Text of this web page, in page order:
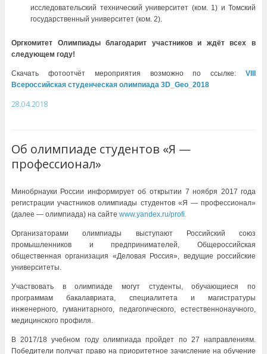
исследовательский технический университет (ком. 1) иТомский
государственный университет (ком. 2).
Оргкомитет Олимпиады благодарит участников и ждёт всех в
следующем году!
Скачать фотоотчёт мероприятия возможно по ссылке:VIII
Всероссийская студенческая олимпиада 3D_ Geo_2018
28.04.2018
Об олимпиаде студентов «Я —
профессионал»
Минобрнауки России информирует об открытии 7 ноября 2017 года
регистрации участников олимпиады студентов «Я — профессионал»
(далее — олимпиада) на сайте www.yandex.ru/profi.
Организаторами олимпиады выступают Российский союз
промышленников и предпринимателей, Общероссийская
общественная организация «Деловая Россия», ведущие российские
университеты.
Участвовать в олимпиаде могут студенты, обучающиеся по
программам бакалавриата, специалитета и магистратуры
инженерного, гуманитарного, педагогического, естественнонаучного,
медицинского профиля.
В 2017/18 учебном году олимпиада пройдет по 27 направлениям.
Победители получат право на приоритетное зачисление на обучение